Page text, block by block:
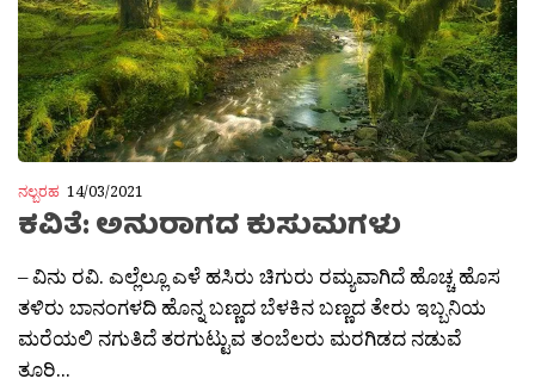
ನಲ್ಬರಹ 14/03/2021
ಕವಿತೆ: ಅನುರಾಗದ ಕುಸುಮಗಳು
– ವಿನು ರವಿ. ಎಲ್ಲೆಲ್ಲೂ ಎಳೆ ಹಸಿರು ಚಿಗುರು ರಮ್ಯವಾಗಿದೆ ಹೊಚ್ಚ ಹೊಸ
ತಳಿರು ಬಾನಂಗಳದಿ ಹೊನ್ನ ಬಣ್ಣದ ಬೆಳಕಿನ ಬಣ್ಣದ ತೇರು ಇಬ್ಬನಿಯ
ಮರೆಯಲಿ ನಗುತಿದೆ ತರಗುಟ್ಟುವ ತಂಬೆಲರು ಮರಗಿಡದ ನಡುವೆ
ತೂರಿ...